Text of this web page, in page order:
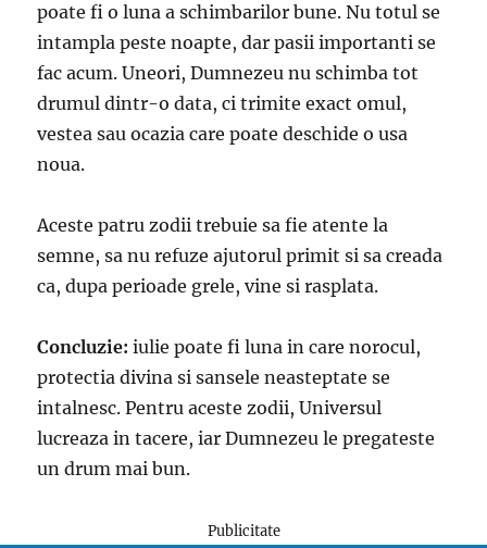
poate fi o luna a schimbarilor bune. Nu totul se
intampla peste noapte, dar pasii importanti se
fac acum. Uneori, Dumnezeu nu schimba tot
drumul dintr-o data, ci trimite exact omul,
vestea sau ocazia care poate deschide o usa
noua.
Aceste patru zodii trebuie sa fie atente la
semne, sa nu refuze ajutorul primit si sa creada
ca, dupa perioade grele, vine si rasplata.
Concluzie: iulie poate fi luna in care norocul,
protectia divina si sansele neasteptate se
intalnesc. Pentru aceste zodii, Universul
lucreaza in tacere, iar Dumnezeu le pregateste
un drum mai bun.
Publicitate